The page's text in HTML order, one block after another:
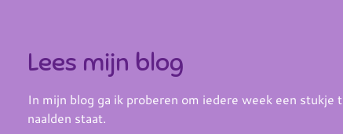
Lees mijn blog
In mijn blog ga ik proberen om iedere week een stukje
naalden staat.